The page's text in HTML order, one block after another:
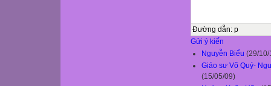
Đường dẫn: p
Gửi ý kiến
Nguyễn Biểu (29/10/
Giáo sư Võ Quý-
(15/05/09)